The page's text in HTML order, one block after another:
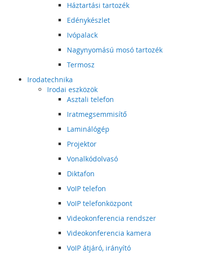
Háztartási tartozék
Edénykészlet
Ivópalack
Nagynyomású mosó tartozék
Termosz
Irodatechnika
Irodai eszközök
Asztali telefon
Iratmegsemmisítő
Laminálógép
Projektor
Vonalkódolvasó
Diktafon
VoIP telefon
VoIP telefonközpont
Videokonferencia rendszer
Videokonferencia kamera
VoIP átjáró, irányító